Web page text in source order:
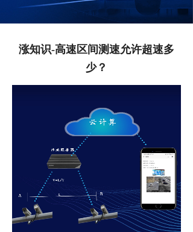
涨知识-高速区间测速允许超速多
少？